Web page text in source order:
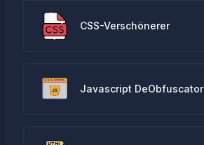
CSS-Verschönerer
Javascript DeObfuscator